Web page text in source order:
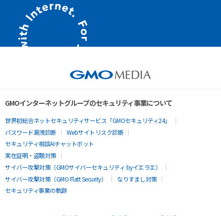
GMOインターネットグループのセキュリティ事業について
世界初総合ネットセキュリティサービス「GMOセキュリティ24」
パスワード漏洩診断
Webサイトリスク診断
セキュリティ相談AIチャットボット
実在証明・盗聴対策
サイバー攻撃対策（GMOサイバーセキュリティ byイエラエ）
サイバー攻撃対策（GMO Flatt Security）
なりすまし対策
セキュリティ事業の軌跡